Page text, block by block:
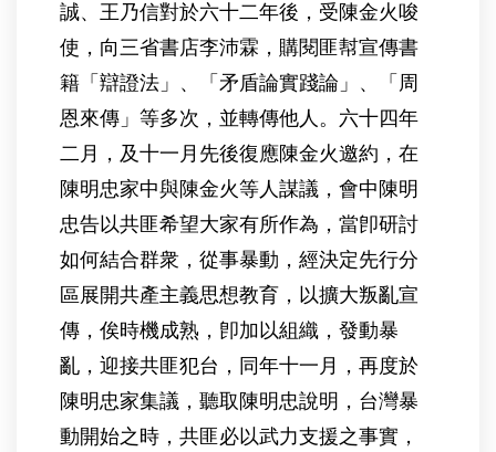
誠、王乃信對於六十二年後，受陳金火唆
使，向三省書店李沛霖，購閱匪幇宣傳書
籍「辯證法」、「矛盾論實踐論」、「周
恩來傳」等多次，並轉傳他人。六十四年
二月，及十一月先後復應陳金火邀約，在
陳明忠家中與陳金火等人謀議，會中陳明
忠告以共匪希望大家有所作為，當卽研討
如何結合群衆，從事暴動，經決定先行分
區展開共產主義思想教育，以擴大叛亂宣
傳，俟時機成熟，卽加以組織，發動暴
亂，迎接共匪犯台，同年十一月，再度於
陳明忠家集議，聽取陳明忠說明，台灣暴
動開始之時，共匪必以武力支援之事實，